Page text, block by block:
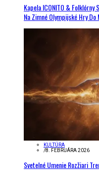
Kapela ICONITO & Folklórny
Na Zimné Olympijské Hry Do
KULTÚRA
/8. FEBRUÁRA 2026
Svetelné Umenie Rozžiari